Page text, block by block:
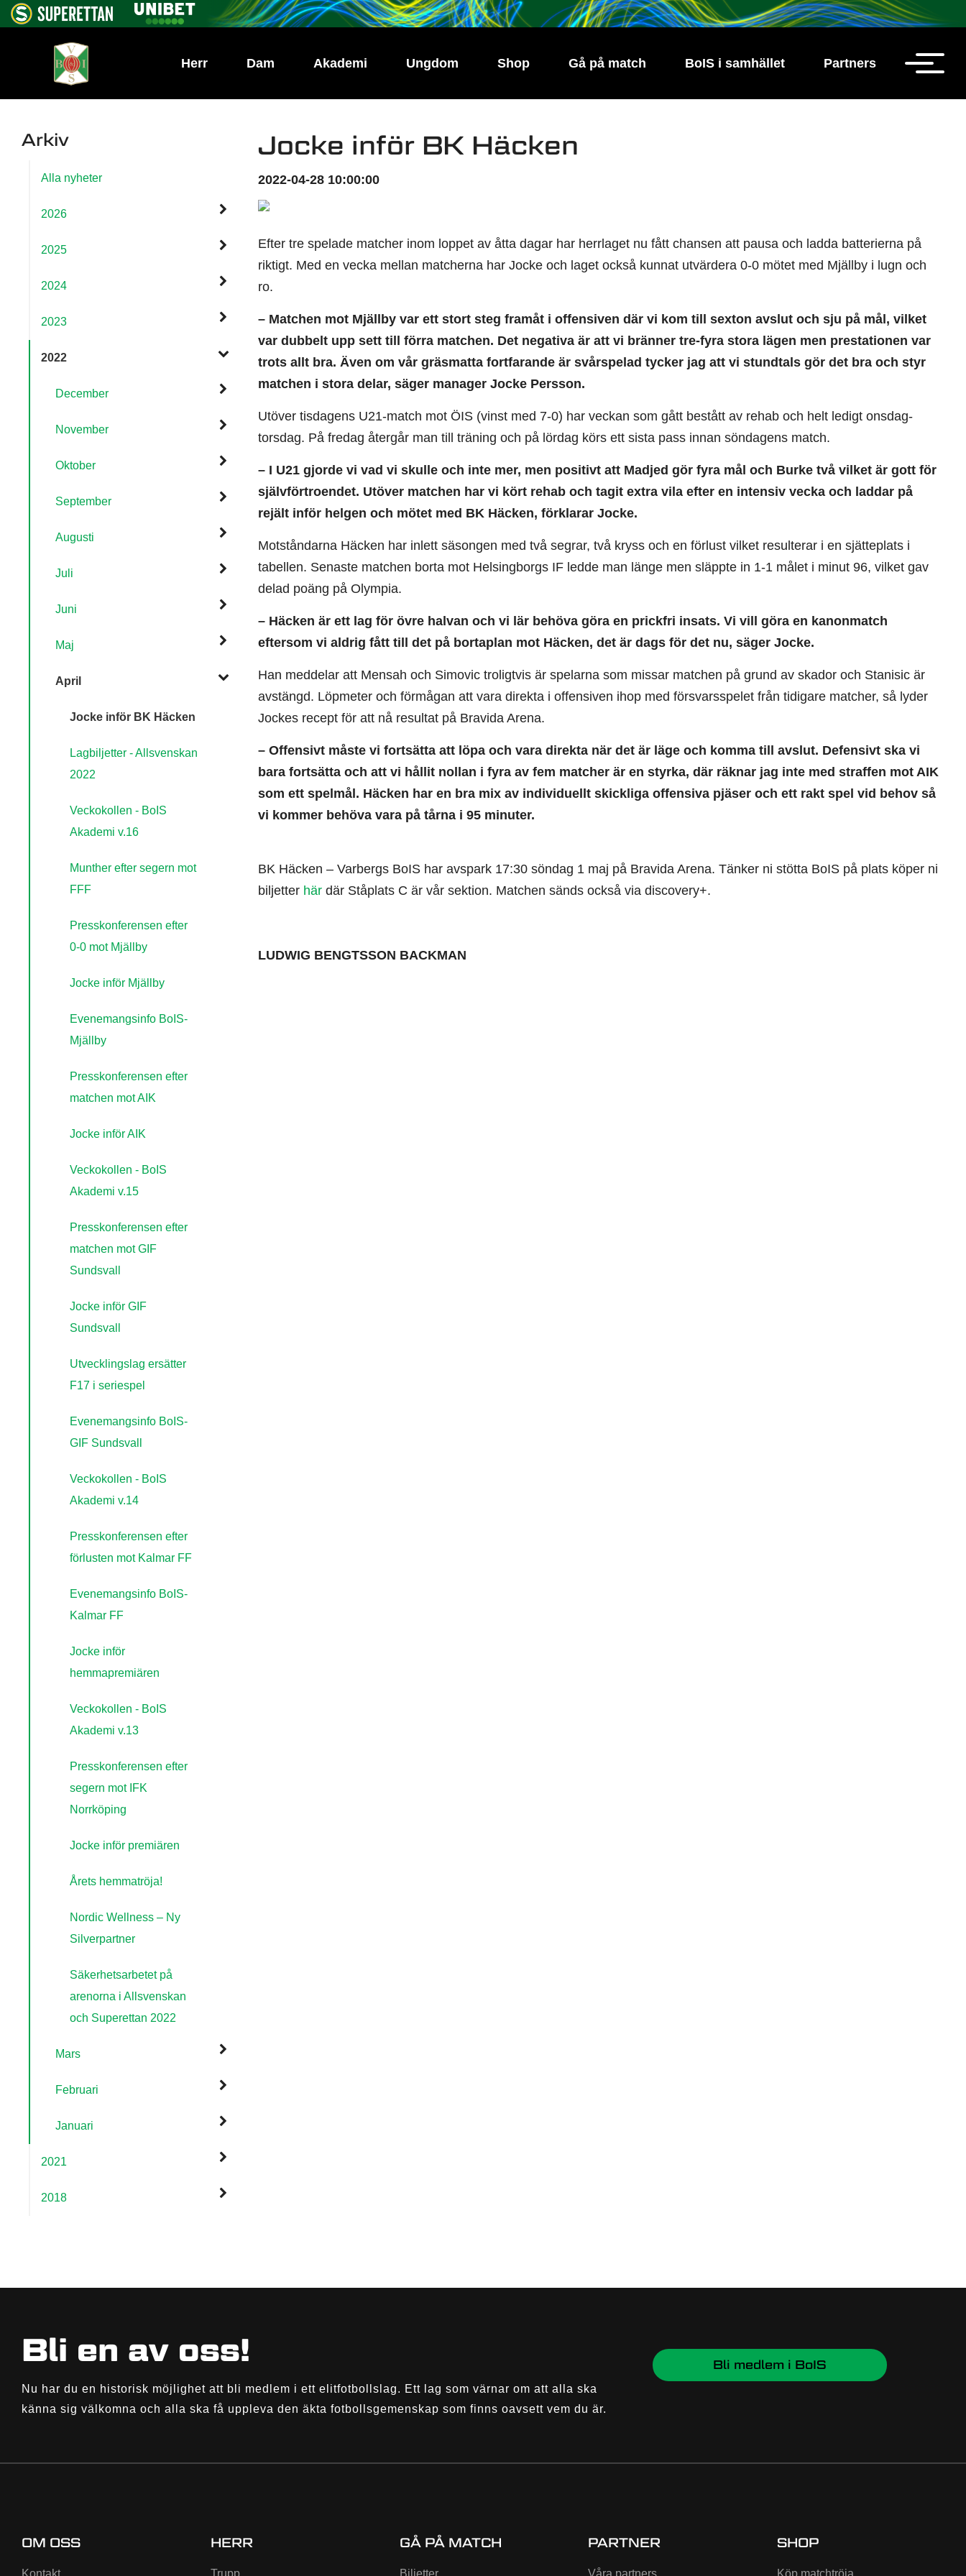
Herr Dam Akademi Ungdom Shop Gå på match BoIS i samhället Partners
Arkiv
Alla nyheter
2026
2025
2024
2023
2022
December
November
Oktober
September
Augusti
Juli
Juni
Maj
April
Jocke inför BK Häcken
Lagbiljetter - Allsvenskan
2022
Veckokollen - BoIS
Akademi v.16
Munther efter segern mot
FFF
Presskonferensen efter
0-0 mot Mjällby
Jocke inför Mjällby
Evenemangsinfo BoIS-
Mjällby
Presskonferensen efter
matchen mot AIK
Jocke inför AIK
Veckokollen - BoIS
Akademi v.15
Presskonferensen efter
matchen mot GIF
Sundsvall
Jocke inför GIF
Sundsvall
Utvecklingslag ersätter
F17 i seriespel
Evenemangsinfo BoIS-
GIF Sundsvall
Veckokollen - BoIS
Akademi v.14
Presskonferensen efter
förlusten mot Kalmar FF
Evenemangsinfo BoIS-
Kalmar FF
Jocke inför
hemmapremiären
Veckokollen - BoIS
Akademi v.13
Presskonferensen efter
segern mot IFK
Norrköping
Jocke inför premiären
Årets hemmatröja!
Nordic Wellness – Ny
Silverpartner
Säkerhetsarbetet på
arenorna i Allsvenskan
och Superettan 2022
Mars
Februari
Januari
2021
2018
Jocke inför BK Häcken
2022-04-28 10:00:00
Efter tre spelade matcher inom loppet av åtta dagar har herrlaget nu fått chansen att pausa och ladda batterierna på
riktigt. Med en vecka mellan matcherna har Jocke och laget också kunnat utvärdera 0-0 mötet med Mjällby i lugn och
ro.
– Matchen mot Mjällby var ett stort steg framåt i offensiven där vi kom till sexton avslut och sju på mål, vilket
var dubbelt upp sett till förra matchen. Det negativa är att vi bränner tre-fyra stora lägen men prestationen var
trots allt bra. Även om vår gräsmatta fortfarande är svårspelad tycker jag att vi stundtals gör det bra och styr
matchen i stora delar, säger manager Jocke Persson.
Utöver tisdagens U21-match mot ÖIS (vinst med 7-0) har veckan som gått bestått av rehab och helt ledigt onsdag-
torsdag. På fredag återgår man till träning och på lördag körs ett sista pass innan söndagens match.
– I U21 gjorde vi vad vi skulle och inte mer, men positivt att Madjed gör fyra mål och Burke två vilket är gott för
självförtroendet. Utöver matchen har vi kört rehab och tagit extra vila efter en intensiv vecka och laddar på
rejält inför helgen och mötet med BK Häcken, förklarar Jocke.
Motståndarna Häcken har inlett säsongen med två segrar, två kryss och en förlust vilket resulterar i en sjätteplats i
tabellen. Senaste matchen borta mot Helsingborgs IF ledde man länge men släppte in 1-1 målet i minut 96, vilket gav
delad poäng på Olympia.
– Häcken är ett lag för övre halvan och vi lär behöva göra en prickfri insats. Vi vill göra en kanonmatch
eftersom vi aldrig fått till det på bortaplan mot Häcken, det är dags för det nu, säger Jocke.
Han meddelar att Mensah och Simovic troligtvis är spelarna som missar matchen på grund av skador och Stanisic är
avstängd. Löpmeter och förmågan att vara direkta i offensiven ihop med försvarsspelet från tidigare matcher, så lyder
Jockes recept för att nå resultat på Bravida Arena.
– Offensivt måste vi fortsätta att löpa och vara direkta när det är läge och komma till avslut. Defensivt ska vi
bara fortsätta och att vi hållit nollan i fyra av fem matcher är en styrka, där räknar jag inte med straffen mot AIK
som ett spelmål. Häcken har en bra mix av individuellt skickliga offensiva pjäser och ett rakt spel vid behov så
vi kommer behöva vara på tårna i 95 minuter.
BK Häcken – Varbergs BoIS har avspark 17:30 söndag 1 maj på Bravida Arena. Tänker ni stötta BoIS på plats köper ni
biljetter här där Ståplats C är vår sektion. Matchen sänds också via discovery+.
LUDWIG BENGTSSON BACKMAN
Bli en av oss!
Nu har du en historisk möjlighet att bli medlem i ett elitfotbollslag. Ett lag som värnar om att alla ska
känna sig välkomna och alla ska få uppleva den äkta fotbollsgemenskap som finns oavsett vem du är.
Bli medlem i BoIS
OM OSS
Kontakt
HERR
Trupp
GÅ PÅ MATCH
Biljetter
PARTNER
Våra partners
SHOP
Köp matchtröja